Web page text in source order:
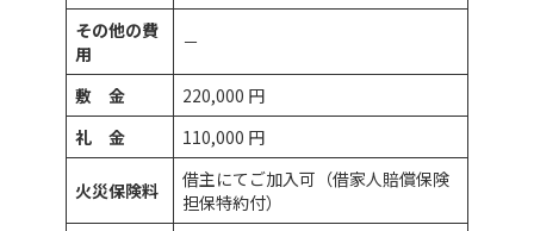
その他の費
用
－
敷 金
220,000 円
礼 金
110,000 円
火災保険料
借主にてご加入可（借家人賠償保険
担保特約付）